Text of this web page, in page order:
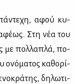
αφού κυ­
Στη νέα του
με πολ­λα­πλά, πο­
ονό­μα­τος κα­θο­ρί­
δη­λω­τι­